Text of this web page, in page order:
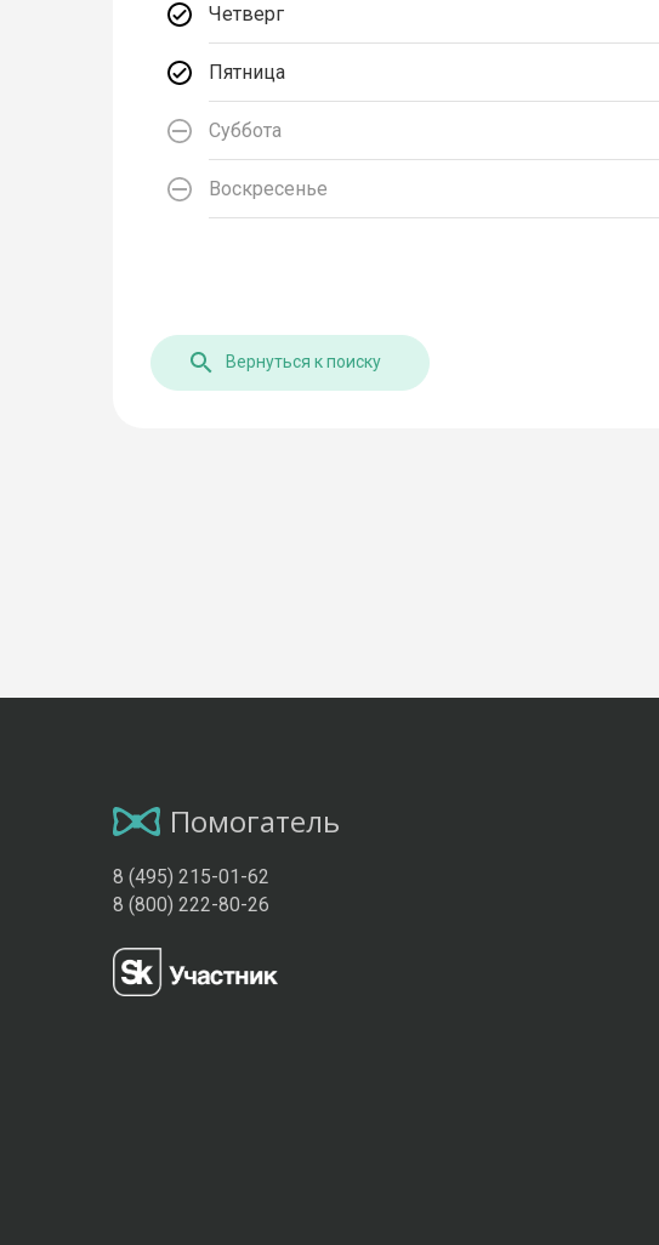
Четверг
Пятница
Суббота
Воскресенье
Вернуться к поиску
Помогатель
8 (495) 215-01-62
8 (800) 222-80-26